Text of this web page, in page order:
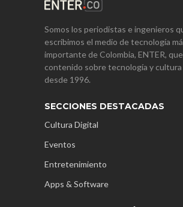
Somos los periodistas e ingenieros
escribimos el medio de tecnología
importante de Colombia, ENTER,
contenido sobre tecnología y
desde 1996.
SECCIONES DESTACADAS
Cultura Digital
Eventos
Entretenimiento
Apps & Software